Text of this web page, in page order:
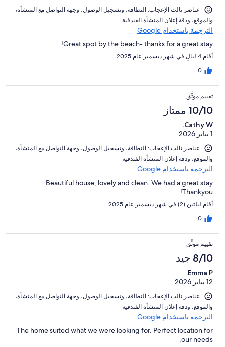
عناصر نالت الإعجاب: ⁦النظافة⁩، و⁦تسجيل الوصول⁩، و⁦جهة التواصل مع المنشأة⁩،
و⁦الموقع⁩، و⁦دقة إعلان المنشأة الفندقية⁩
الترجمة باستخدام Google
Great spot by the beach- thanks for a great stay!
أقام 4 ليالٍ في شهر ديسمبر عام 2025
0
تقييم موثَّق
10/10 ممتاز
Cathy W.
1 يناير 2026
عناصر نالت الإعجاب: ⁦النظافة⁩، و⁦تسجيل الوصول⁩، و⁦جهة التواصل مع المنشأة⁩،
و⁦الموقع⁩، و⁦دقة إعلان المنشأة الفندقية⁩
الترجمة باستخدام Google
Beautiful house, lovely and clean. We had a great stay
Thankyou!
أقام ليلتين (2) في شهر ديسمبر عام 2025
0
تقييم موثَّق
8/10 جيد
Emma P.
12 يناير 2026
عناصر نالت الإعجاب: ⁦النظافة⁩، و⁦تسجيل الوصول⁩، و⁦جهة التواصل مع المنشأة⁩،
و⁦الموقع⁩، و⁦دقة إعلان المنشأة الفندقية⁩
الترجمة باستخدام Google
The home suited what we were looking for. Perfect location for
our needs.